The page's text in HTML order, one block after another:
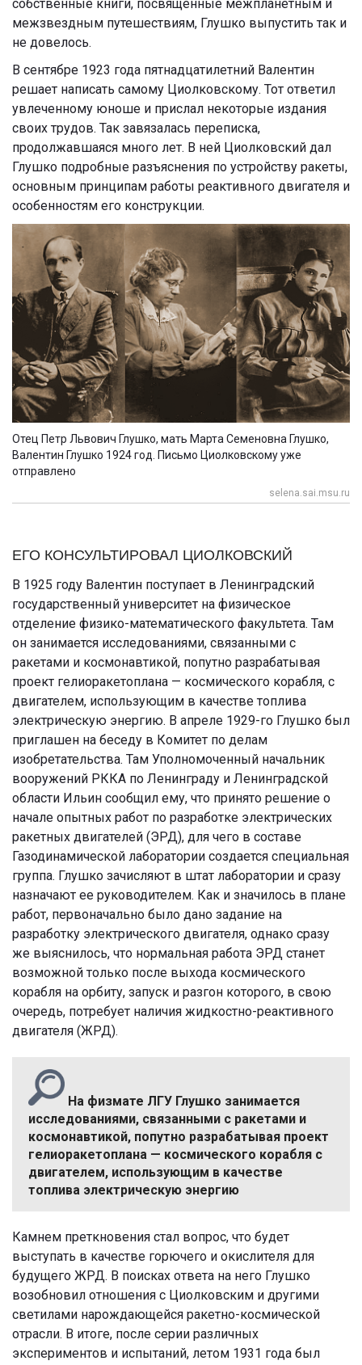
собственные книги, посвященные межпланетным и
межзвездным путешествиям, Глушко выпустить так и
не довелось.
В сентябре 1923 года пятнадцатилетний Валентин
решает написать самому Циолковскому. Тот ответил
увлеченному юноше и прислал некоторые издания
своих трудов. Так завязалась переписка,
продолжавшаяся много лет. В ней Циолковский дал
Глушко подробные разъяснения по устройству ракеты,
основным принципам работы реактивного двигателя и
особенностям его конструкции.
Отец Петр Львович Глушко, мать Марта Семеновна Глушко,
Валентин Глушко 1924 год. Письмо Циолковскому уже
отправлено
selena.sai.msu.ru
ЕГО КОНСУЛЬТИРОВАЛ ЦИОЛКОВСКИЙ
В 1925 году Валентин поступает в Ленинградский
государственный университет на физическое
отделение физико-математического факультета. Там
он занимается исследованиями, связанными с
ракетами и космонавтикой, попутно разрабатывая
проект гелиоракетоплана — космического корабля, с
двигателем, использующим в качестве топлива
электрическую энергию. В апреле 1929-го Глушко был
приглашен на беседу в Комитет по делам
изобретательства. Там Уполномоченный начальник
вооружений РККА по Ленинграду и Ленинградской
области Ильин сообщил ему, что принято решение о
начале опытных работ по разработке электрических
ракетных двигателей (ЭРД), для чего в составе
Газодинамической лаборатории создается специальная
группа. Глушко зачисляют в штат лаборатории и сразу
назначают ее руководителем. Как и значилось в плане
работ, первоначально было дано задание на
разработку электрического двигателя, однако сразу
же выяснилось, что нормальная работа ЭРД станет
возможной только после выхода космического
корабля на орбиту, запуск и разгон которого, в свою
очередь, потребует наличия жидкостно-реактивного
двигателя (ЖРД).
На физмате ЛГУ Глушко занимается
исследованиями, связанными с ракетами и
космонавтикой, попутно разрабатывая проект
гелиоракетоплана — космического корабля с
двигателем, использующим в качестве
топлива электрическую энергию
Камнем преткновения стал вопрос, что будет
выступать в качестве горючего и окислителя для
будущего ЖРД. В поисках ответа на него Глушко
возобновил отношения с Циолковским и другими
светилами нарождающейся ракетно-космической
отрасли. В итоге, после серии различных
экспериментов и испытаний, летом 1931 года был